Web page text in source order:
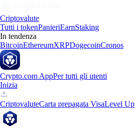
Criptovalute
Tutti i tokenPanieriEarnStaking
In tendenza
BitcoinEthereumXRPDogecoinCronos
Crypto.com AppPer tutti gli utenti
Inizia
CriptovaluteCarta prepagata VisaLevel Up